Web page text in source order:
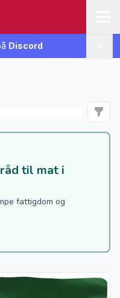
Discord
til mat i
fattigdom og
Ris 5kg Kaalar"
flere detaljer for